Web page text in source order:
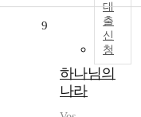
대
출
신
청
9
하나님의
나라